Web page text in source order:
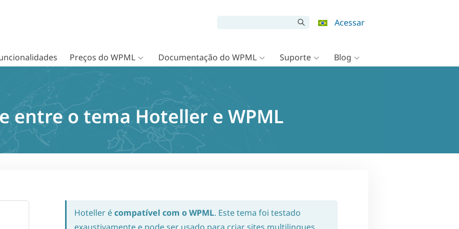
Acessar
Preços do WPML Documentação do WPML Suporte Blog
entre o tema Hoteller e WPML
Hoteller écompatível com o WPML. Este tema foi testado